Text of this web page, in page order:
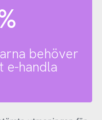
behöver
e-handla